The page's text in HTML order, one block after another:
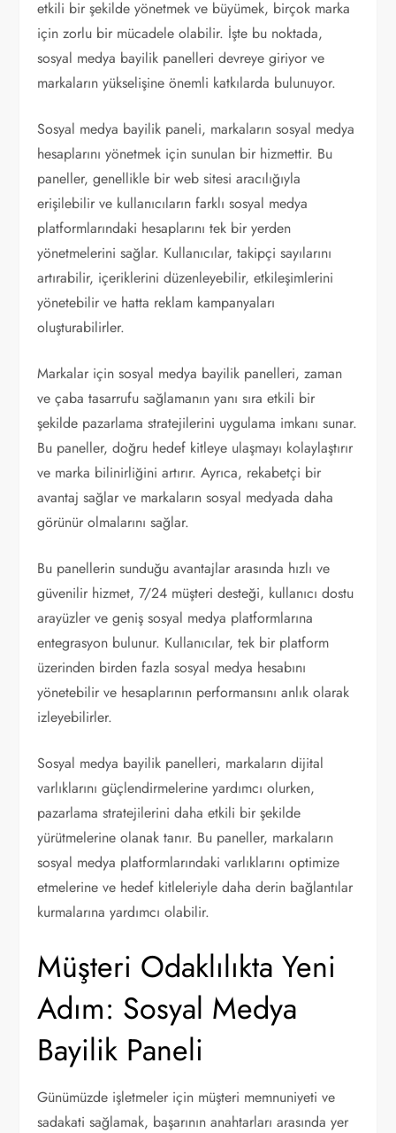
etkili bir şekilde yönetmek ve büyümek, birçok marka
için zorlu bir mücadele olabilir. İşte bu noktada,
sosyal medya bayilik panelleri devreye giriyor ve
markaların yükselişine önemli katkılarda bulunuyor.
Sosyal medya bayilik paneli, markaların sosyal medya
hesaplarını yönetmek için sunulan bir hizmettir. Bu
paneller, genellikle bir web sitesi aracılığıyla
erişilebilir ve kullanıcıların farklı sosyal medya
platformlarındaki hesaplarını tek bir yerden
yönetmelerini sağlar. Kullanıcılar, takipçi sayılarını
artırabilir, içeriklerini düzenleyebilir, etkileşimlerini
yönetebilir ve hatta reklam kampanyaları
oluşturabilirler.
Markalar için sosyal medya bayilik panelleri, zaman
ve çaba tasarrufu sağlamanın yanı sıra etkili bir
şekilde pazarlama stratejilerini uygulama imkanı sunar.
Bu paneller, doğru hedef kitleye ulaşmayı kolaylaştırır
ve marka bilinirliğini artırır. Ayrıca, rekabetçi bir
avantaj sağlar ve markaların sosyal medyada daha
görünür olmalarını sağlar.
Bu panellerin sunduğu avantajlar arasında hızlı ve
güvenilir hizmet, 7/24 müşteri desteği, kullanıcı dostu
arayüzler ve geniş sosyal medya platformlarına
entegrasyon bulunur. Kullanıcılar, tek bir platform
üzerinden birden fazla sosyal medya hesabını
yönetebilir ve hesaplarının performansını anlık olarak
izleyebilirler.
Sosyal medya bayilik panelleri, markaların dijital
varlıklarını güçlendirmelerine yardımcı olurken,
pazarlama stratejilerini daha etkili bir şekilde
yürütmelerine olanak tanır. Bu paneller, markaların
sosyal medya platformlarındaki varlıklarını optimize
etmelerine ve hedef kitleleriyle daha derin bağlantılar
kurmalarına yardımcı olabilir.
Müşteri Odaklılıkta Yeni
Adım: Sosyal Medya
Bayilik Paneli
Günümüzde işletmeler için müşteri memnuniyeti ve
sadakati sağlamak, başarının anahtarları arasında yer